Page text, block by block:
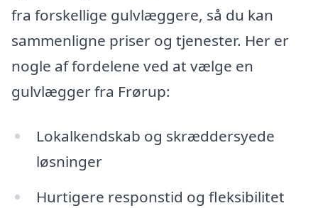
fra forskellige gulvlæggere, så du kan
sammenligne priser og tjenester. Her er
nogle af fordelene ved at vælge en
gulvlægger fra Frørup:
Lokalkendskab og skræddersyede
løsninger
Hurtigere responstid og fleksibilitet